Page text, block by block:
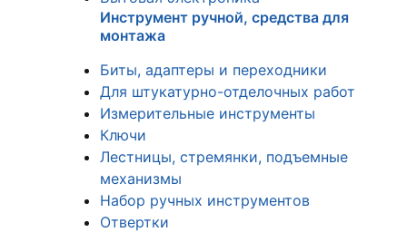
Инструмент ручной, средства для
монтажа
Биты, адаптеры и переходники
Для штукатурно-отделочных работ
Измерительные инструменты
Ключи
Лестницы, стремянки, подъемные
механизмы
Набор ручных инструментов
Отвертки